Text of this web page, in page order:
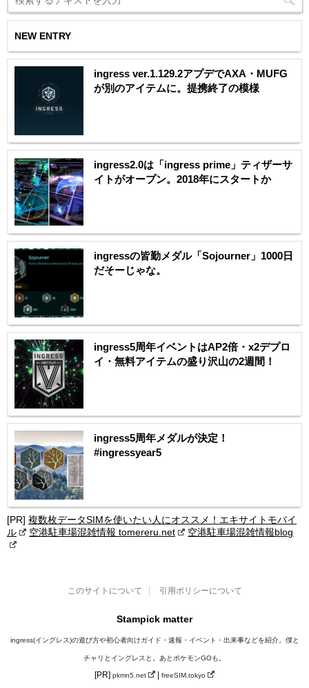
NEW ENTRY
ingress ver.1.129.2アプデでAXA・MUFG
が別のアイテムに。提携終了の模様
ingress2.0は「ingress prime」ティザーサ
イトがオープン。2018年にスタートか
ingressの皆勤メダル「Sojourner」1000日
だそーじゃな。
ingress5周年イベントはAP2倍・x2デプロ
イ・無料アイテムの盛り沢山の2週間！
ingress5周年メダルが決定！
#ingressyear5
[PR] 複数枚データSIMを使いたい人にオススメ！エキサイトモバイ
ル
空港駐車場混雑情報 tomereru.net 空港駐車場混雑情報blog
このサイトについて 引用ポリシーについて
Stampick matter
ingress(イングレス)の遊び方や初心者向けガイド・速報・イベント・出来事などを紹介。僕と
チャリとイングレスと。あとポケモンGOも。
[PR]pkmn5.net | freeSIM.tokyo